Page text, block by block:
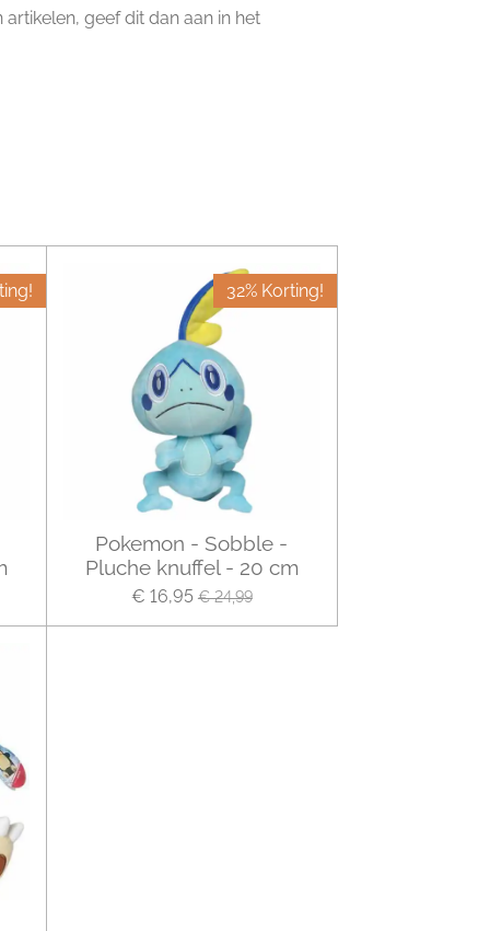
geef dit dan aan in het
32% Korting!
Pokemon - Sobble -
Pluche knuffel - 20 cm
€ 16,95 € 24,99